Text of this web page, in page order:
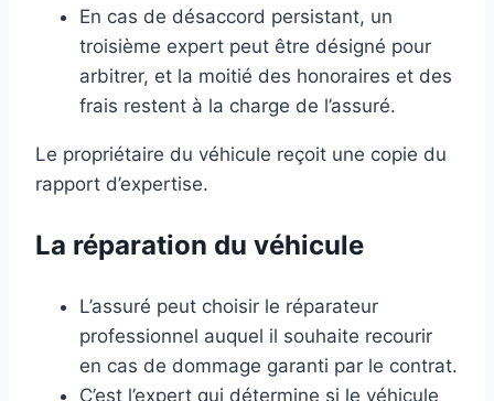
En cas de désaccord persistant, un
troisième expert peut être désigné pour
arbitrer, et la moitié des honoraires et des
frais restent à la charge de l’assuré.
Le propriétaire du véhicule reçoit une copie du
rapport d’expertise.
La réparation du véhicule
L’assuré peut choisir le réparateur
professionnel auquel il souhaite recourir
en cas de dommage garanti par le contrat.
C’est l’expert qui détermine si le véhicule